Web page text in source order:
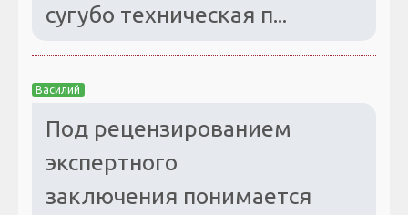
сугубо техническая п...
Василий
Под рецензированием
экспертного
заключения понимается